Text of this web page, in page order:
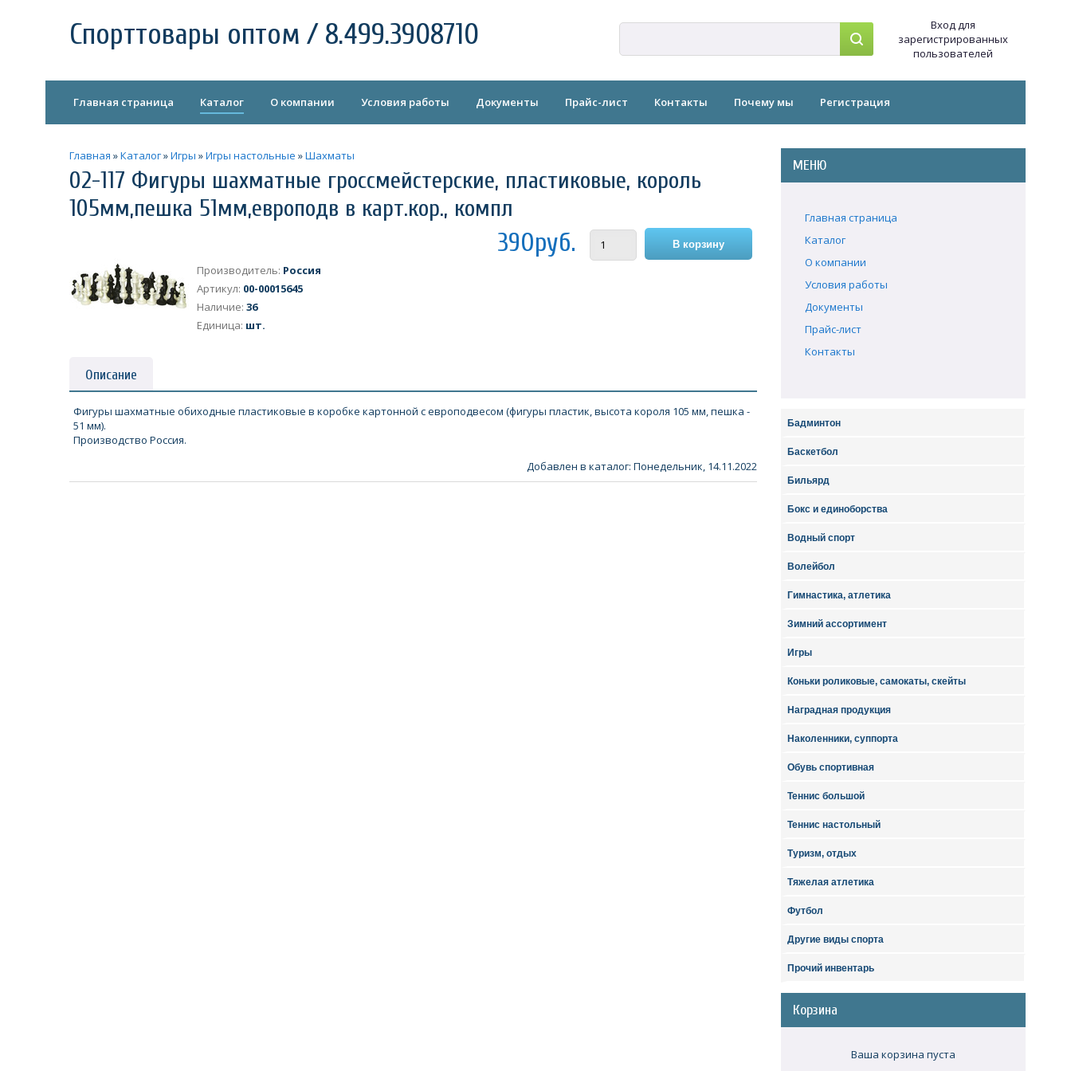
Спорттовары оптом / 8.499.3908710
Вход для
зарегистрированных
пользователей
Главная страница Каталог О компании Условия работы Документы Прайс-лист Контакты Почему мы Регистрация
Главная »Каталог»Игры »Игры настольные »Шахматы
02-117 Фигуры шахматные гроссмейстерские, пластиковые, король
105мм,пешка 51мм,европодв в карт.кор., компл
390руб.
Производитель: Россия
Артикул: 00-00015645
Наличие: 36
Единица: шт.
Описание
Фигуры шахматные обиходные пластиковые в коробке картонной с европодвесом (фигуры пластик, высота короля 105 мм, пешка -
51 мм).
Производство Россия.
Добавлен в каталог: Понедельник, 14.11.2022
МЕНЮ
Главная страница
Каталог
О компании
Условия работы
Документы
Прайс-лист
Контакты
Бадминтон
Баскетбол
Бильярд
Бокс и единоборства
Водный спорт
Волейбол
Гимнастика, атлетика
Зимний ассортимент
Игры
Коньки роликовые, самокаты, скейты
Наградная продукция
Наколенники, суппорта
Обувь спортивная
Теннис большой
Теннис настольный
Туризм, отдых
Тяжелая атлетика
Футбол
Другие виды спорта
Прочий инвентарь
Корзина
Ваша корзина пуста